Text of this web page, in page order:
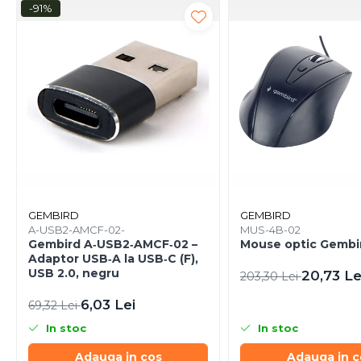
Caști & Microfoane
Căști Gaming & Consumer
Microfoane & Reportofoane
Display & signage
Ecrane Digital Signage
Ecrane Touchscreen Digital
Proiectoare Consumer
Componente
Plăci de baza
Plăci de Bază Intel
Plăci video
Plăci Video Gaming & Consumer
-91%
GEMBIRD
A-USB2-AMCF-02-
Gembird A‑USB2‑AMCF‑02 –
Adaptor USB‑A la USB‑C (F),
USB 2.0, negru
69,32 Lei6,03 Lei
In stoc
Adauga in cos
GEMBIRD
MUS-4B-02
Mouse optic
203,30 Lei20,73
In stoc
Adauga in